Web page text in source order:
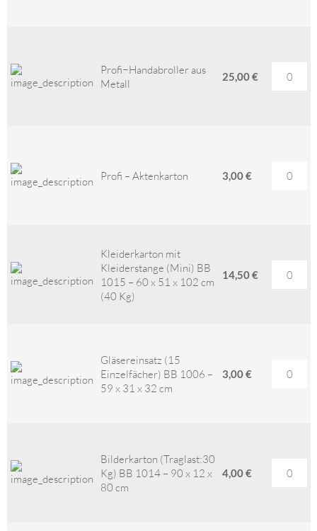
Profi−Handabroller aus
Metall
25,00 €
Profi – Aktenkarton 3,00 €
Kleiderkarton mit
Kleiderstange (Mini) BB
1015 – 60 x 51 x 102 cm
(40 Kg)
14,50 €
Gläsereinsatz (15
Einzelfächer) BB 1006 –
59 x 31 x 32 cm
3,00 €
Bilderkarton (Traglast:30
Kg) BB 1014 – 90 x 12 x
80 cm
4,00 €